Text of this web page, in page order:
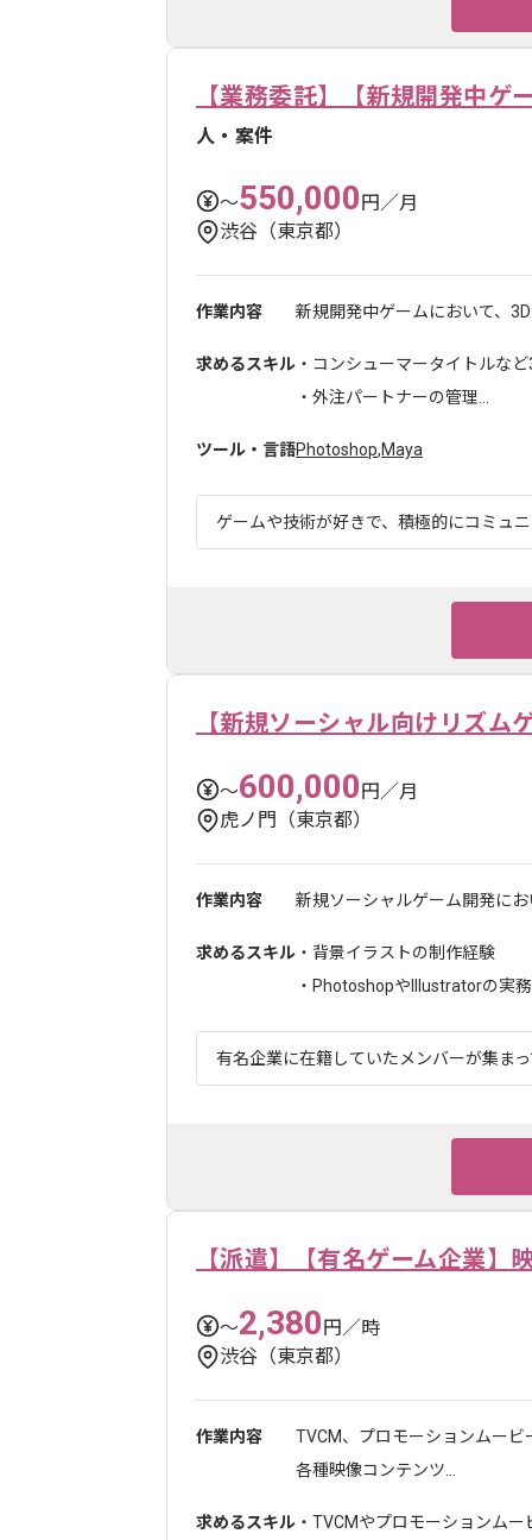
【業務委託】【新規開発中ゲ
人・案件
〜550,000円／月
渋谷（東京都）
作業内容 新規開発中ゲームにおいて、
求めるスキル ・コンシューマータイトルな
・外注パートナーの管理...
ツール・言語Photoshop,Maya
ゲームや技術が好きで、積極的にコミュ
【新規ソーシャル向けリズム
〜600,000円／月
虎ノ門（東京都）
作業内容 新規ソーシャルゲーム開発に
求めるスキル ・背景イラストの制作経験
・PhotoshopやIllustratorの実
有名企業に在籍していたメンバーが集ま
【派遣】【有名ゲーム企業】
〜2,380円／時
渋谷（東京都）
作業内容
TVCM、プロモーションムー
各種映像コンテンツ...
求めるスキル ・TVCMやプロモーションム